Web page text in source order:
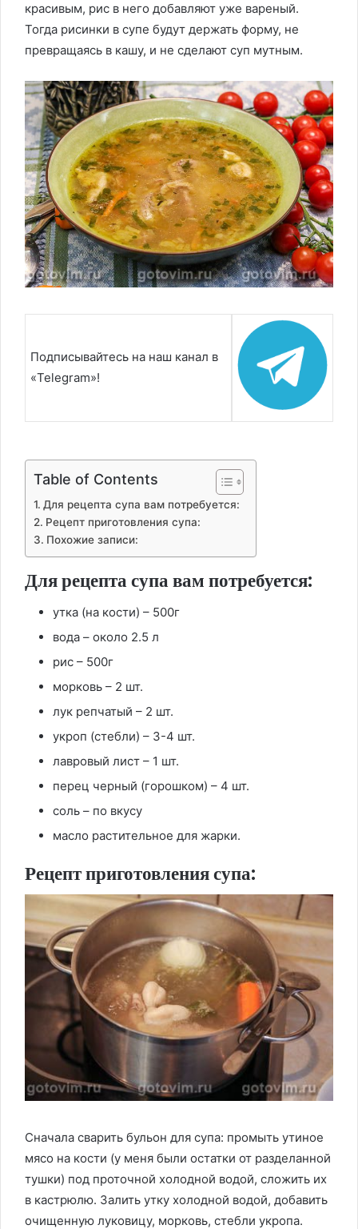
красивым, рис в него добавляют уже вареный.
Тогда рисинки в супе будут держать форму, не
превращаясь в кашу, и не сделают суп мутным.
Подписывайтесь на наш канал в
«Telegram»!
Table of Contents
Для рецепта супа вам потребуется:
Рецепт приготовления супа:
Похожие записи:
Для рецепта супа вам потребуется:
утка (на кости) – 500г
вода – около 2.5 л
рис – 500г
морковь – 2 шт.
лук репчатый – 2 шт.
укроп (стебли) – 3-4 шт.
лавровый лист – 1 шт.
перец черный (горошком) – 4 шт.
соль – по вкусу
масло растительное для жарки.
Рецепт приготовления супа:
Сначала сварить бульон для супа: промыть утиное
мясо на кости (у меня были остатки от разделанной
тушки) под проточной холодной водой, сложить их
в кастрюлю. Залить утку холодной водой, добавить
очищенную луковицу, морковь, стебли укропа.